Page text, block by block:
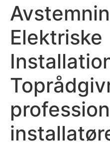
Elektriske